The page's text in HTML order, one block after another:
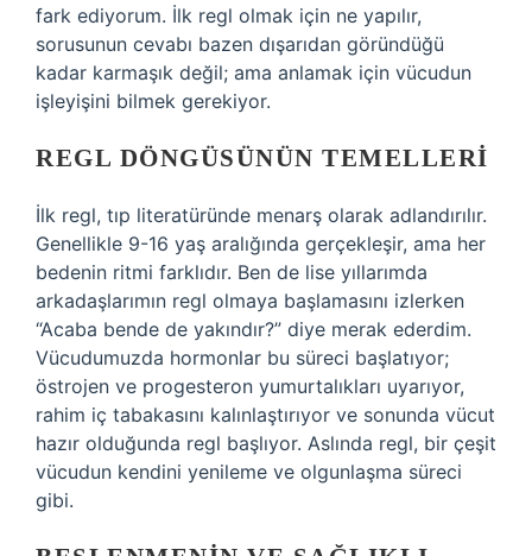
fark ediyorum. İlk regl olmak için ne yapılır,
sorusunun cevabı bazen dışarıdan göründüğü
kadar karmaşık değil; ama anlamak için vücudun
işleyişini bilmek gerekiyor.
REGL DÖNGÜSÜNÜN TEMELLERI
İlk regl, tıp literatüründe menarş olarak adlandırılır.
Genellikle 9-16 yaş aralığında gerçekleşir, ama her
bedenin ritmi farklıdır. Ben de lise yıllarımda
arkadaşlarımın regl olmaya başlamasını izlerken
“Acaba bende de yakındır?” diye merak ederdim.
Vücudumuzda hormonlar bu süreci başlatıyor;
östrojen ve progesteron yumurtalıkları uyarıyor,
rahim iç tabakasını kalınlaştırıyor ve sonunda vücut
hazır olduğunda regl başlıyor. Aslında regl, bir çeşit
vücudun kendini yenileme ve olgunlaşma süreci
gibi.